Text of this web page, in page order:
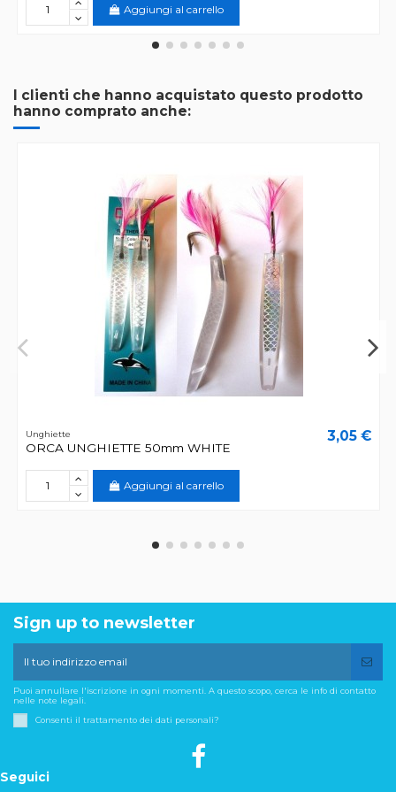
Aggiungi al carrello
I clienti che hanno acquistato questo prodotto
hanno comprato anche:
Unghiette
ORCA UNGHIETTE 50mm WHITE
3,05 €
Aggiungi al carrello
Sign up to newsletter
Puoi annullare l'iscrizione in ogni momenti. A questo scopo, cerca le info di contatto
nelle note legali.
Consenti il trattamento dei dati personali?
Seguici